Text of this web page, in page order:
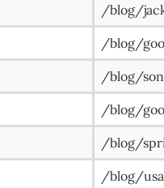
/blog/
/blog/
/blog/
/blog/
/blog/
/blog/